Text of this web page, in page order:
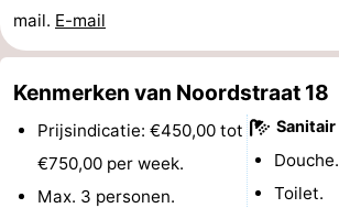
Bowlen
Wellness
centra
Dorpen
&
Natuur
Rondleidingen
mail. E-mail
Kenmerken van Noordstraat 18
Prijsindicatie: €450,00 tot
€750,00 per week.
Max. 3 personen.
Sanitair
Douche.
Toilet.